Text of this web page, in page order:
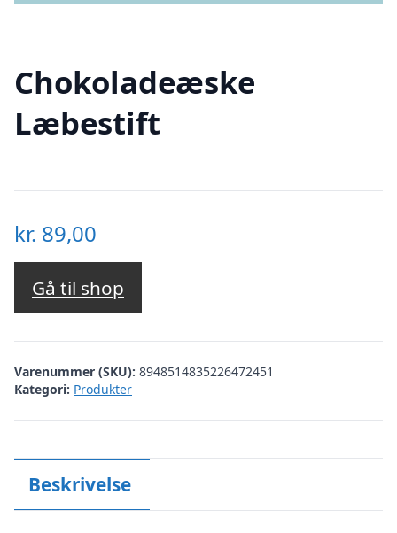
Chokoladeæske
Læbestift
kr. 89,00
Gå til shop
Varenummer (SKU): 8948514835226472451
Kategori: Produkter
Beskrivelse